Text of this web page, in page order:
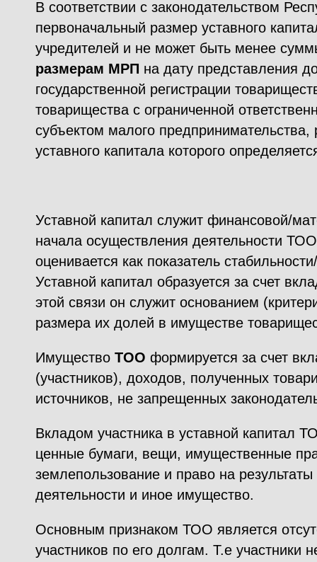
В соответствии с законодательством
первоначальный размер уставного
учредителей и не может быть менее
размерам МРП на дату представления
государственной регистрации
товарищества с ограниченной
субъектом малого
уставного капитала которого
Уставной капитал служит финансовой/
начала осуществления деятельности
оценивается как показатель
Уставной капитал образуется за счет
этой связи он служит основанием
размера их долей в имуществе
Имущество ТОО формируется за счет
(участников), доходов, полученных
источников, не запрещенных
Вкладом участника в уставной капитал
ценные бумаги, вещи, имущественные
землепользование и право на результаты
деятельности и иное имущество.
Основным признаком ТОО является
участников по его долгам. Т.е участники